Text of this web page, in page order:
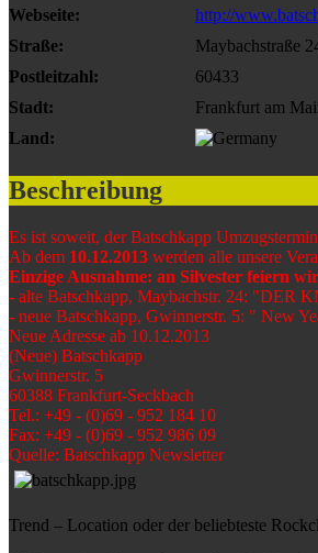
Webseite:
http://
Straße:
Maybachstraße
Postleitzahl:
60433
Stadt:
Frankfurt am
Land:
Beschreibung
Es ist soweit, der Batschkapp
Ab dem 10.12.2013 werden alle unsere
Einzige Ausnahme: an Silvester feiern
- alte Batschkapp, Maybachstr. 24: "DER
- neue Batschkapp, Gwinnerstr. 5: " New
Neue Adresse ab 10.12.2013
(Neue) Batschkapp
Gwinnerstr. 5
60388 Frankfurt-Seckbach
Tel.: +49 - (0)69 - 952 184 10
Fax: +49 - (0)69 - 952 986 09
Quelle: Batschkapp Newsletter
Trend – Location oder der beliebteste